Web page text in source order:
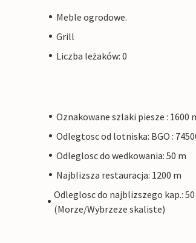
Meble ogrodowe.
Grill
Liczba leżaków: 0
Oznakowane szlaki piesze : 1600
Odlegtosc od lotniska: BGO :
Odleglosc do wedkowania: 50 m
Najblizsza restauracja: 1200 m
Odleglosc do najblizszego kap.:
(Morze/Wybrzeze skaliste)